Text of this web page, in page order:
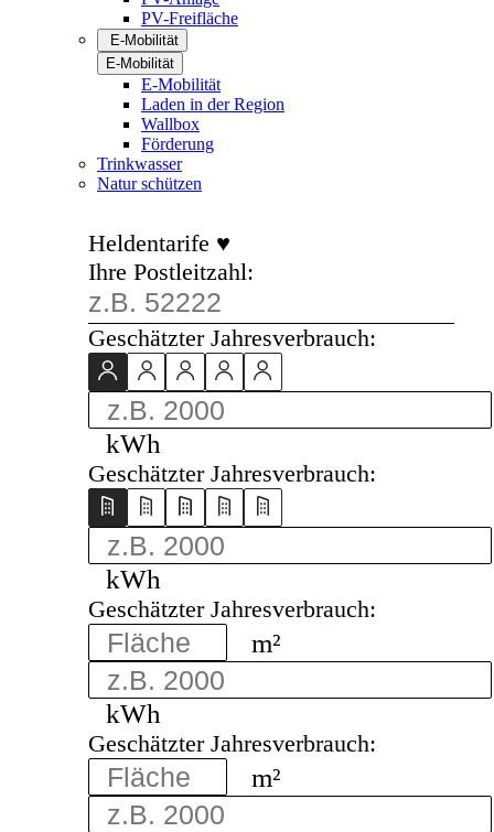
PV-Freifläche
E-Mobilität
E-Mobilität
E-Mobilität
Laden in der Region
Wallbox
Förderung
Trinkwasser
Natur schützen
Heldentarife ♥
Ihre Postleitzahl:
Geschätzter Jahresverbrauch:
kWh
Geschätzter Jahresverbrauch:
kWh
Geschätzter Jahresverbrauch:
m²
kWh
Geschätzter Jahresverbrauch:
m²